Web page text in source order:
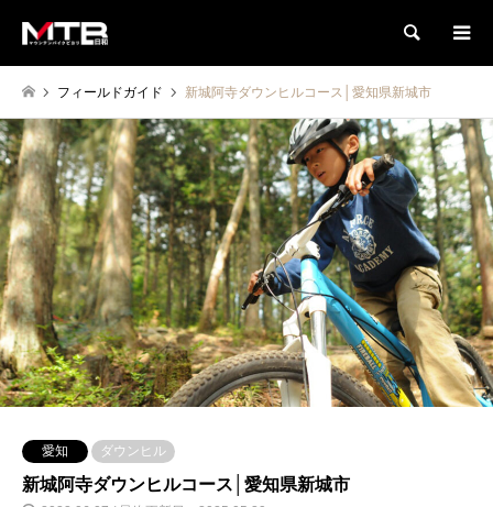
検索
フィールドガイド 新城阿寺ダウンヒルコース│愛知県新城市
愛知 ダウンヒル
新城阿寺ダウンヒルコース│愛知県新城市